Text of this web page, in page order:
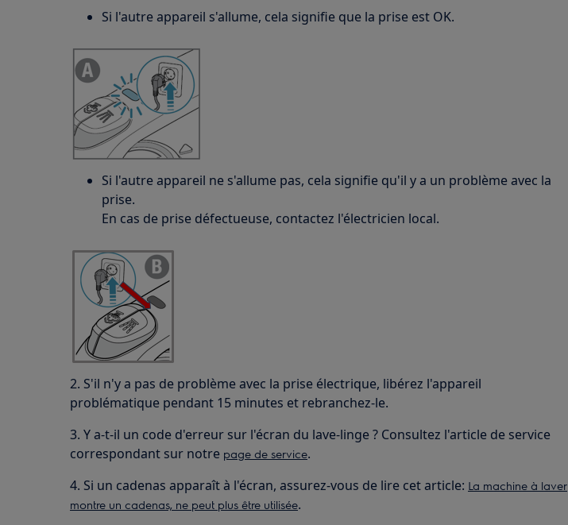
Si l'autre appareil s'allume, cela signifie que la prise est OK.
Si l'autre appareil ne s'allume pas, cela signifie qu'il y a un problème avec la
prise.
En cas de prise défectueuse, contactez l'électricien local.
2. S'il n'y a pas de problème avec la prise électrique, libérez l'appareil
problématique pendant 15 minutes et rebranchez-le.
3. Y a-t-il un code d'erreur sur l'écran du lave-linge ? Consultez l'article de service
correspondant sur notre page de service.
4. Si un cadenas apparaît à l'écran, assurez-vous de lire cet article: La machine à laver
montre un cadenas, ne peut plus être utilisée.